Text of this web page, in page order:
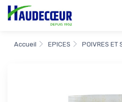
Accueil EPICES POIVRES ET